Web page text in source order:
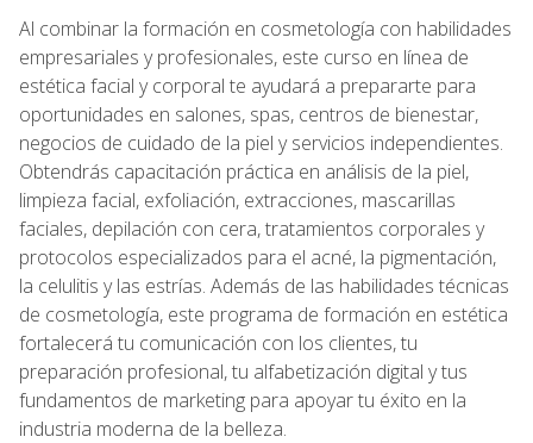
Al combinar la formación en cosmetología con habilidades
empresariales y profesionales, este curso en línea de
estética facial y corporal te ayudará a prepararte para
oportunidades en salones, spas, centros de bienestar,
negocios de cuidado de la piel y servicios independientes.
Obtendrás capacitación práctica en análisis de la piel,
limpieza facial, exfoliación, extracciones, mascarillas
faciales, depilación con cera, tratamientos corporales y
protocolos especializados para el acné, la pigmentación,
la celulitis y las estrías. Además de las habilidades técnicas
de cosmetología, este programa de formación en estética
fortalecerá tu comunicación con los clientes, tu
preparación profesional, tu alfabetización digital y tus
fundamentos de marketing para apoyar tu éxito en la
industria moderna de la belleza.